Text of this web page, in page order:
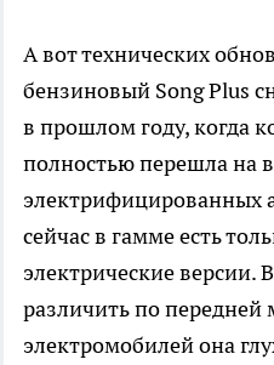
А вот технических
бензиновый Song Plus
в прошлом году, когда
полностью перешла на
электрифицированных
сейчас в гамме есть
электрические версии.
различить по передней
электромобилей она